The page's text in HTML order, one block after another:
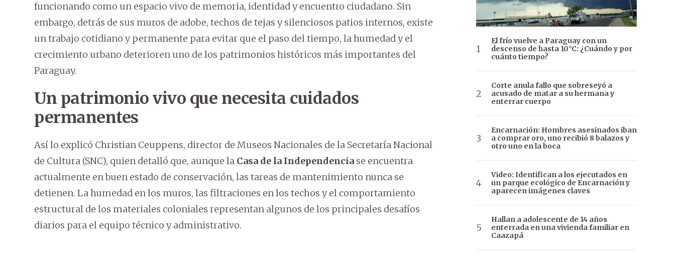
funcionando como un espacio vivo de memoria, identidad y encuentro ciudadano. Sin
embargo, detrás de sus muros de adobe, techos de tejas y silenciosos patios internos, existe
un trabajo cotidiano y permanente para evitar que el paso del tiempo, la humedad y el
crecimiento urbano deterioren uno de los patrimonios históricos más importantes del
Paraguay.
Un patrimonio vivo que necesita cuidados
permanentes
Así lo explicó Christian Ceuppens, director de Museos Nacionales de la Secretaría Nacional
de Cultura (SNC), quien detalló que, aunque la Casa de la Independencia se encuentra
actualmente en buen estado de conservación, las tareas de mantenimiento nunca se
detienen. La humedad en los muros, las filtraciones en los techos y el comportamiento
estructural de los materiales coloniales representan algunos de los principales desafíos
diarios para el equipo técnico y administrativo.
El frío vuelve a Paraguay con un
descenso de hasta 10°C: ¿Cuándo y por
cuánto tiempo?
Corte anula fallo que sobreseyó a
acusado de matar a su hermana y
enterrar cuerpo
Encarnación: Hombres asesinados iban
a comprar oro, uno recibió 8 balazos y
otro uno en la boca
Video: Identifican a los ejecutados en
un parque ecológico de Encarnación y
aparecen imágenes claves
Hallan a adolescente de 14 años
enterrada en una vivienda familiar en
Caazapá